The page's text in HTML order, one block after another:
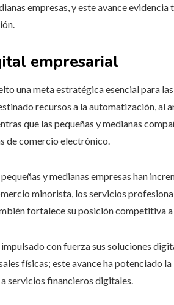
empresas, y este avance
empresarial
una meta estratégica esencial para
recursos a la automatización, al
que las pequeñas y medianas
de comercio electrónico.
y medianas empresas han
minorista, los servicios
fortalece su posición competitiva
con fuerza sus soluciones
físicas; este avance ha potenciado
servicios financieros digitales.